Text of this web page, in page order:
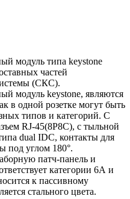
модуль типа keystone
частей
(СКС).
модуль keystone, являются
в одной розетке могут быть
типов и категорий. С
RJ-45(8P8C), с тыльной
dual IDC, контакты для
под углом 180°.
патч-панель и
категории 6А и
к пассивному
стального цвета.